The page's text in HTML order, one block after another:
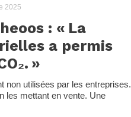
2025
: « La
a permis
»
non utilisées par les entreprises.
les mettant en vente. Une